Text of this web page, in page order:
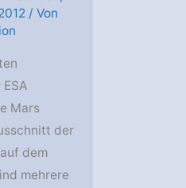
/ Von
Mars
der
dem
mehrere